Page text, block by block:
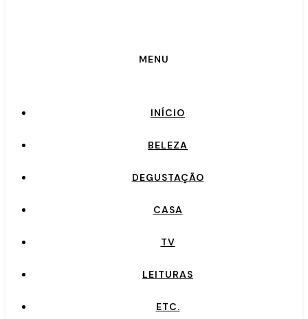
MENU
INÍCIO
BELEZA
DEGUSTAÇÃO
CASA
TV
LEITURAS
ETC.